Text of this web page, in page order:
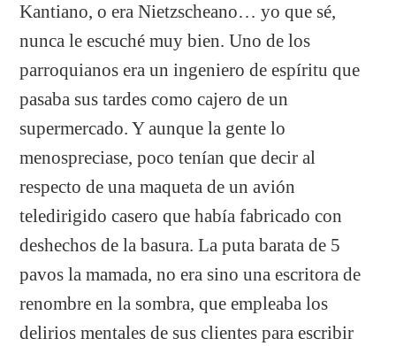
Kantiano, o era Nietzscheano… yo que sé,
nunca le escuché muy bien. Uno de los
parroquianos era un ingeniero de espíritu que
pasaba sus tardes como cajero de un
supermercado. Y aunque la gente lo
menospreciase, poco tenían que decir al
respecto de una maqueta de un avión
teledirigido casero que había fabricado con
deshechos de la basura. La puta barata de 5
pavos la mamada, no era sino una escritora de
renombre en la sombra, que empleaba los
delirios mentales de sus clientes para escribir